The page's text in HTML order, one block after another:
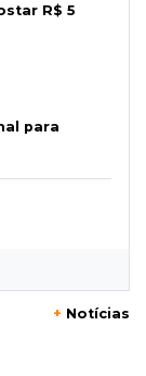
R$ 5
para
+ Notícias